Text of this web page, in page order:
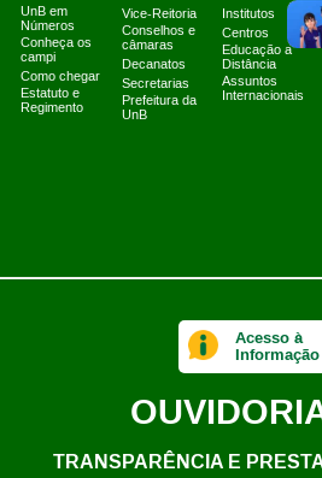
UnB em
Números
Conheça os
campi
Como chegar
Estatuto e
Regimento
Vice-Reitoria
Conselhos e
câmaras
Decanatos
Secretarias
Prefeitura da
UnB
Institutos
Centros
Educação a
Distância
Assuntos
Internacionais
Acesso à
Informação
TRANSPARÊNCIA E